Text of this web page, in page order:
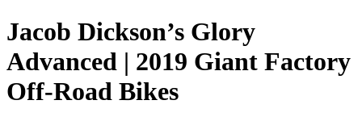
Jacob Dickson’s Glory
Advanced | 2019 Giant Factory
Off-Road Bikes